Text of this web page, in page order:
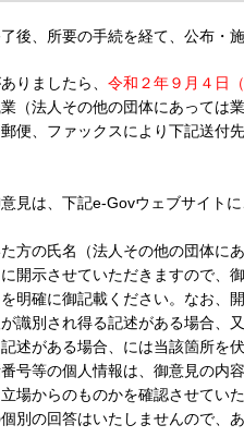
後、所要の手続を経て、公布・施
りましたら、 令和２年９月４日
（法人その他の団体にあっては
便、ファックスにより下記送付
見は、下記e-Govウェブサイトに
方の氏名（法人その他の団体に
開示させていただきますので、
明確に御記載ください。なお、
識別され得る記述がある場合、
述がある場合、には当該箇所を
号等の個人情報は、御意見の内
場からのものかを確認させてい
別の回答はいたしませんので、